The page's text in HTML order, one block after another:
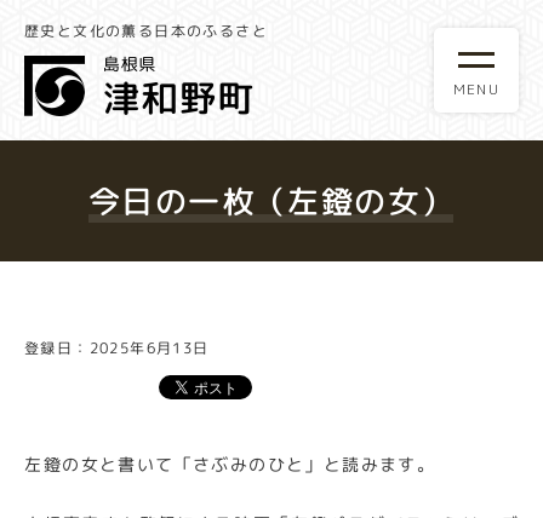
歴史と文化の薫る日本のふるさと
今日の一枚（左鐙の女）
登録日：2025年6月13日
左鐙の女と書いて「さぶみのひと」と読みます。